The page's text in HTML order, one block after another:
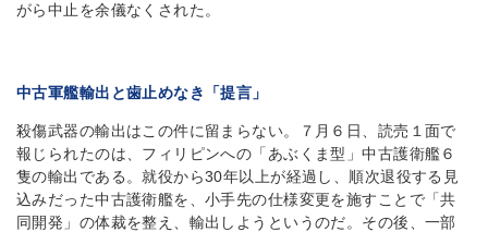
がら中止を余儀なくされた。
中古軍艦輸出と歯止めなき「提言」
殺傷武器の輸出はこの件に留まらない。７月６日、読売１面で
報じられたのは、フィリピンへの「あぶくま型」中古護衛艦６
隻の輸出である。就役から30年以上が経過し、順次退役する見
込みだった中古護衛艦を、小手先の仕様変更を施すことで「共
同開発」の体裁を整え、輸出しようというのだ。その後、一部